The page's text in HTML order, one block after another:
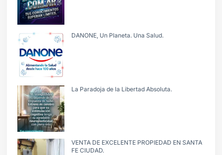
DANONE, Un Planeta. Una Salud.
La Paradoja de la Libertad Absoluta.
VENTA DE EXCELENTE PROPIEDAD EN SANTA
FE CIUDAD.